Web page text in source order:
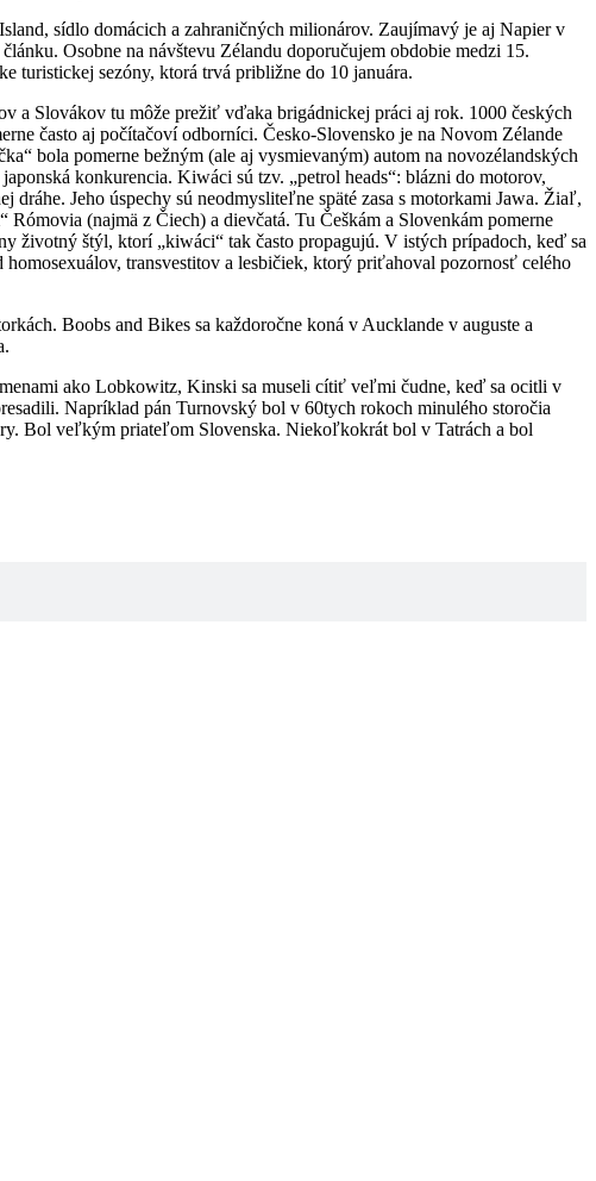
sídlo domácich a zahraničných milionárov. Zaujímavý je aj Napier v
Osobne na návštevu Zélandu doporučujem obdobie medzi 15.
turistickej sezóny, ktorá trvá približne do 10 januára.
a Slovákov tu môže prežiť vďaka brigádnickej práci aj rok. 1000 českých
často aj počítačoví odborníci. Česko-Slovensko je na Novom Zélande
bola pomerne bežným (ale aj vysmievaným) autom na novozélandských
konkurencia. Kiwáci sú tzv. „petrol heads“: blázni do motorov,
Jeho úspechy sú neodmysliteľne späté zasa s motorkami Jawa. Žiaľ,
(najmä z Čiech) a dievčatá. Tu Češkám a Slovenkám pomerne
životný štýl, ktorí „kiwáci“ tak často propagujú. V istých prípadoch, keď sa
transvestitov a lesbičiek, ktorý priťahoval pozornosť celého
Boobs and Bikes sa každoročne koná v Aucklande v auguste a
ako Lobkowitz, Kinski sa museli cítiť veľmi čudne, keď sa ocitli v
Napríklad pán Turnovský bol v 60tych rokoch minulého storočia
Bol veľkým priateľom Slovenska. Niekoľkokrát bol v Tatrách a bol